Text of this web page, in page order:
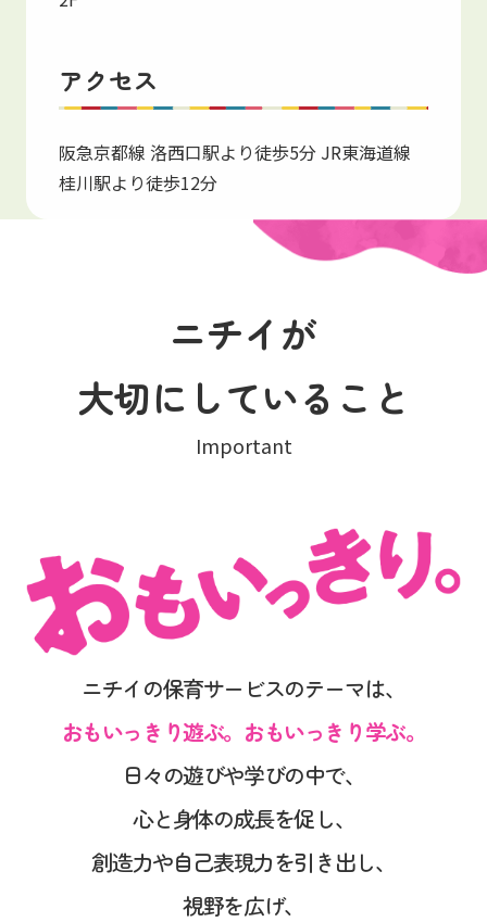
アクセス
阪急京都線 洛西口駅より徒歩5分 JR東海道線
桂川駅より徒歩12分
ニチイが
大切にしていること
Important
ニチイの保育サービスのテーマは、
おもいっきり遊ぶ。おもいっきり学ぶ。
日々の遊びや学びの中で、
心と身体の成長を促し、
創造力や自己表現力を引き出し、
視野を広げ、